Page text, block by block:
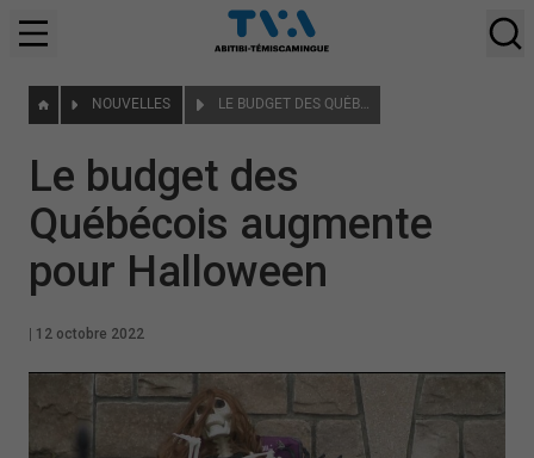
NOUVELLES LE BUDGET DES QUÉBÉCOIS AUGMENTE POUR HALLOWEEN
Le budget des
Québécois augmente
pour Halloween
12 octobre 2022